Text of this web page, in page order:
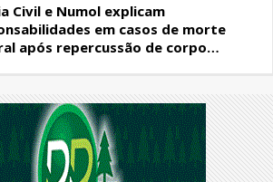
Civil e Numol explicam
em casos de morte
após repercussão de corpo